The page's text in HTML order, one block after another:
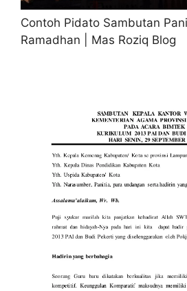
Contoh Pidato Sambutan
Ramadhan | Mas Roziq Blog